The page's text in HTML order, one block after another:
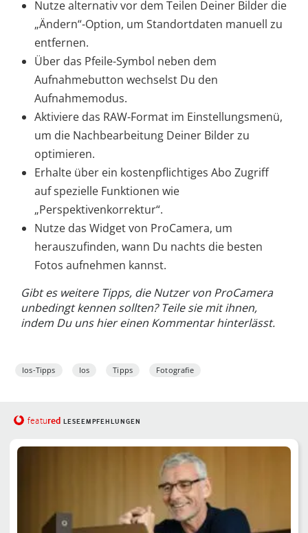
Nutze alternativ vor dem Teilen Deiner Bilder die
„Ändern“-Option, um Standortdaten manuell zu
entfernen.
Über das Pfeile-Symbol neben dem
Aufnahmebutton wechselst Du den
Aufnahmemodus.
Aktiviere das RAW-Format im Einstellungsmenü,
um die Nachbearbeitung Deiner Bilder zu
optimieren.
Erhalte über ein kostenpflichtiges Abo Zugriff
auf spezielle Funktionen wie
„Perspektivenkorrektur“.
Nutze das Widget von ProCamera, um
herauszufinden, wann Du nachts die besten
Fotos aufnehmen kannst.
Gibt es weitere Tipps, die Nutzer von ProCamera
unbedingt kennen sollten? Teile sie mit ihnen,
indem Du uns hier einen Kommentar hinterlässt.
Ios-Tipps Ios Tipps Fotografie
featured LESEEMPFEHLUNGEN